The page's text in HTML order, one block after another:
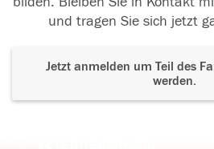
und tragen Sie sich jetzt
Jetzt anmelden um Teil des
werden.